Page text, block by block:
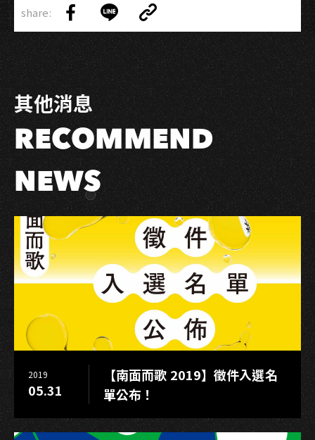
稿
｜
會
員
活
動】
高
流
加
入
會
員
抽
獎
活
動
波
美
飲
兌
換
share:
Share
on
Facebook
Share
on
LINE
Copy
Link
Link
其他消息
RECOMMEND
NEWS
2019
05.31
【南面而歌 2019】徵件入選名
單公布！